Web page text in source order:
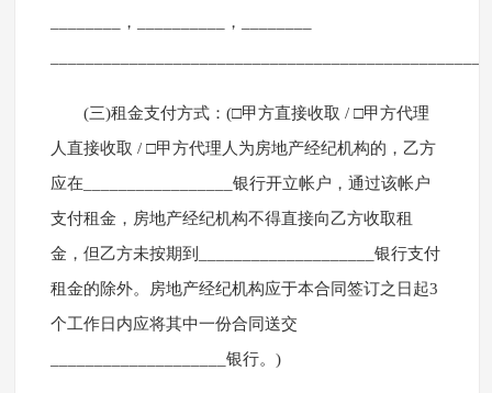
________，__________，________
(三)租金支付方式：(□甲方直接收取 / □甲方代理
人直接收取 / □甲方代理人为房地产经纪机构的，乙方
应在_________________银行开立帐户，通过该帐户
支付租金，房地产经纪机构不得直接向乙方收取租
金，但乙方未按期到____________________银行支付
租金的除外。房地产经纪机构应于本合同签订之日起3
个工作日内应将其中一份合同送交
____________________银行。)